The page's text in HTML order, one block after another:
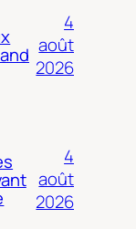
4
août
2026
4
août
2026